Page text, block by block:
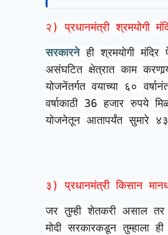
२) प्रधानमंत्री श्रमयोगी
सरकारने ही श्रमयोगी मंदिर
असंघटित क्षेत्रात काम
योजनेंतर्गत वयाच्या ६०
वर्षाकाठी 36 हजार रुपये
योजनेतून आतापर्यंत सुमारे
३) प्रधानमंत्री किसान
जर तुम्ही शेतकरी असाल तर
मोदी सरकारकडून तुम्हाला